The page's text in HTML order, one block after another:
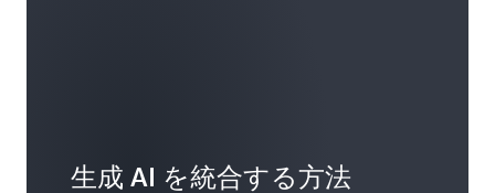
生成 AI を統合する方法